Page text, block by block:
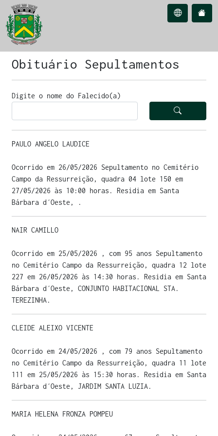
Obituário Sepultamentos
Digite o nome do Falecido(a)
PAULO ANGELO LAUDICE
Ocorrido em 26/05/2026 Sepultamento no Cemitério
Campo da Ressurreição, quadra 04 lote 150 em
27/05/2026 às 10:00 horas. Residia em Santa
Bárbara d´Oeste, .
NAIR CAMILLO
Ocorrido em 25/05/2026 , com 95 anos Sepultamento
no Cemitério Campo da Ressurreição, quadra 12 lote
227 em 26/05/2026 às 14:30 horas. Residia em Santa
Bárbara d´Oeste, CONJUNTO HABITACIONAL STA.
TEREZINHA.
CLEIDE ALEIXO VICENTE
Ocorrido em 24/05/2026 , com 79 anos Sepultamento
no Cemitério Campo da Ressurreição, quadra 11 lote
111 em 25/05/2026 às 15:30 horas. Residia em Santa
Bárbara d´Oeste, JARDIM SANTA LUZIA.
MARIA HELENA FRONZA POMPEU